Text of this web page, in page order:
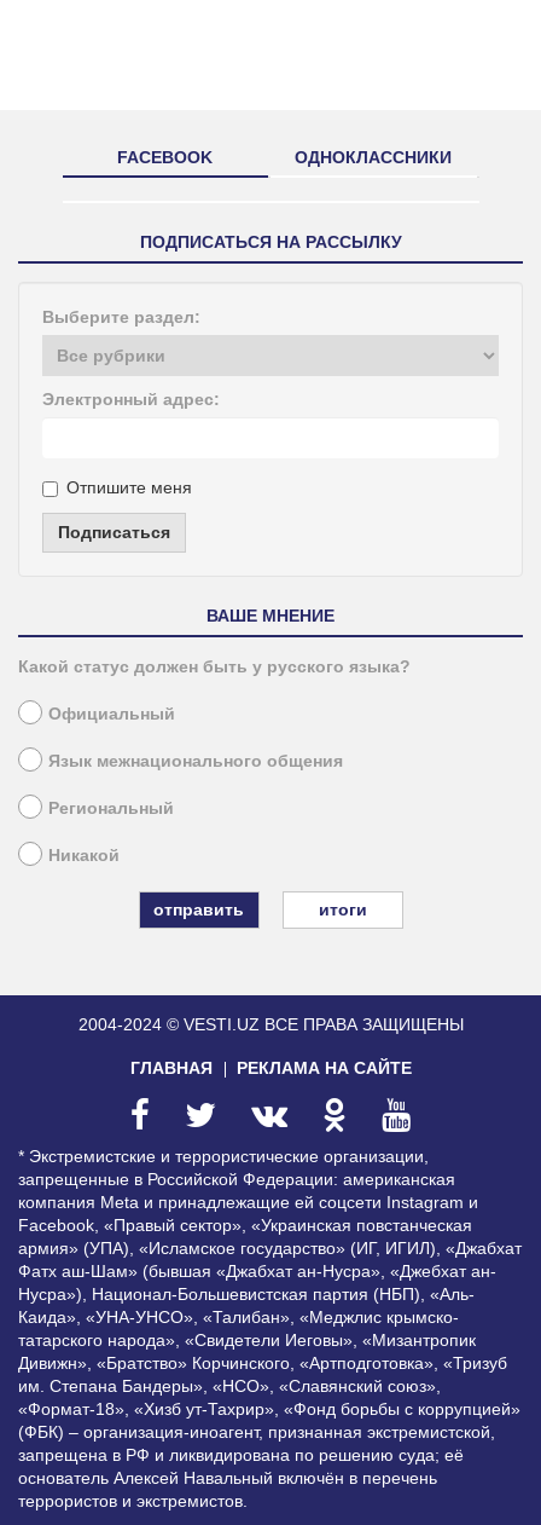
FACEBOOK ОДНОКЛАССНИКИ
ПОДПИСАТЬСЯ НА РАССЫЛКУ
Выберите раздел:
Электронный адрес:
Отпишите меня
Подписаться
ВАШЕ МНЕНИЕ
Какой статус должен быть у русского языка?
Официальный
Язык межнационального общения
Региональный
Никакой
итоги
2004-2024 © VESTI.UZ ВСЕ ПРАВА ЗАЩИЩЕНЫ
ГЛАВНАЯ РЕКЛАМА НА САЙТЕ
* Экстремистские и террористические организации,
запрещенные в Российской Федерации: американская
компания Meta и принадлежащие ей соцсети Instagram и
Facebook, «Правый сектор», «Украинская повстанческая
армия» (УПА), «Исламское государство» (ИГ, ИГИЛ), «Джабхат
Фатх аш-Шам» (бывшая «Джабхат ан-Нусра», «Джебхат ан-
Нусра»), Национал-Большевистская партия (НБП), «Аль-
Каида», «УНА-УНСО», «Талибан», «Меджлис крымско-
татарского народа», «Свидетели Иеговы», «Мизантропик
Дивижн», «Братство» Корчинского, «Артподготовка», «Тризуб
им. Степана Бандеры», «НСО», «Славянский союз»,
«Формат-18», «Хизб ут-Тахрир», «Фонд борьбы с коррупцией»
(ФБК) – организация-иноагент, признанная экстремистской,
запрещена в РФ и ликвидирована по решению суда; её
основатель Алексей Навальный включён в перечень
террористов и экстремистов.